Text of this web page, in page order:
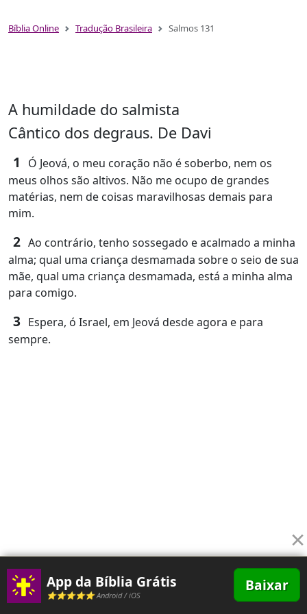
Bíblia Online Tradução Brasileira Salmos 131
A humildade do salmista
Cântico dos degraus. De Davi
1
Ó Jeová, o meu coração não é soberbo, nem os
meus olhos são altivos. Não me ocupo de grandes
matérias, nem de coisas maravilhosas demais para
mim.
2 Ao contrário, tenho sossegado e acalmado a minha
alma; qual uma criança desmamada sobre o seio de sua
mãe, qual uma criança desmamada, está a minha alma
para comigo.
3 Espera, ó Israel, em Jeová desde agora e para
sempre.
×
App da Bíblia Grátis
⭐⭐⭐⭐⭐ Android / iOS
Baixar